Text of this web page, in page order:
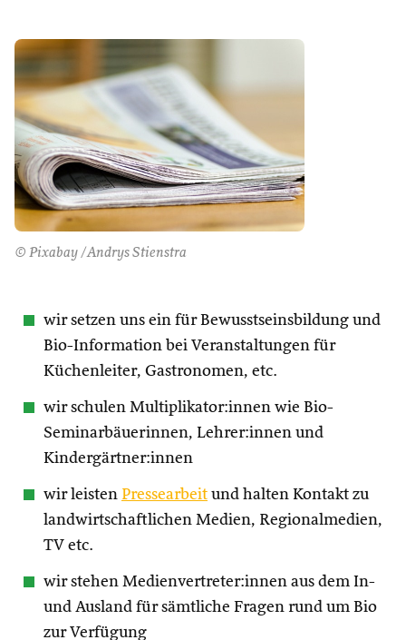
© Pixabay /Andrys Stienstra
wir setzen uns ein für Bewusstseinsbildung und
Bio-Information bei Veranstaltungen für
Küchenleiter, Gastronomen, etc.
wir schulen Multiplikator:innen wie Bio-
Seminarbäuerinnen, Lehrer:innen und
Kindergärtner:innen
wir leisten Pressearbeit und halten Kontakt zu
landwirtschaftlichen Medien, Regionalmedien,
TV etc.
wir stehen Medienvertreter:innen aus dem In-
und Ausland für sämtliche Fragen rund um Bio
zur Verfügung